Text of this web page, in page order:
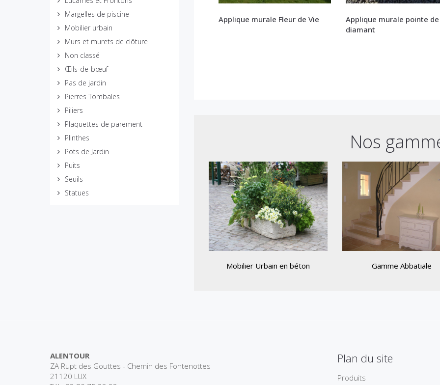
Margelles de piscine
Mobilier urbain
Murs et murets de clôture
Non classé
Œils-de-bœuf
Pas de jardin
Pierres Tombales
Piliers
Plaquettes de parement
Plinthes
Pots de Jardin
Puits
Seuils
Statues
Applique murale Fleur de Vie
Applique murale pointe de
diamant
Nos
Mobilier Urbain en béton Gamme Abbatiale
ALENTOUR
ZA Rupt des Gouttes - Chemin des Fontenottes
21120 LUX
Plan du site
Produits